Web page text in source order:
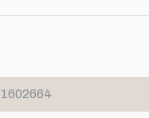
1602664